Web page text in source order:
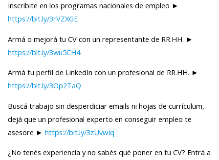
Inscribite en los programas nacionales de empleo ►
https://bit.ly/3rVZXGE
Armá o mejorá tu CV con un representante de RR.HH. ►
https://bit.ly/3wu5CH4
Armá tu perfil de LinkedIn con un profesional de RR.HH. ►
https://bit.ly/3Op2TaQ
Buscá trabajo sin desperdiciar emails ni hojas de currículum,
dejá que un profesional experto en conseguir empleo te
asesore ► https://bit.ly/3zUvwIq
¿No tenés experiencia y no sabés qué poner en tu CV? Entrá a